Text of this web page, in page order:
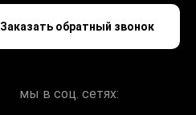
Заказать обратный звонок
мы в соц. сетях: